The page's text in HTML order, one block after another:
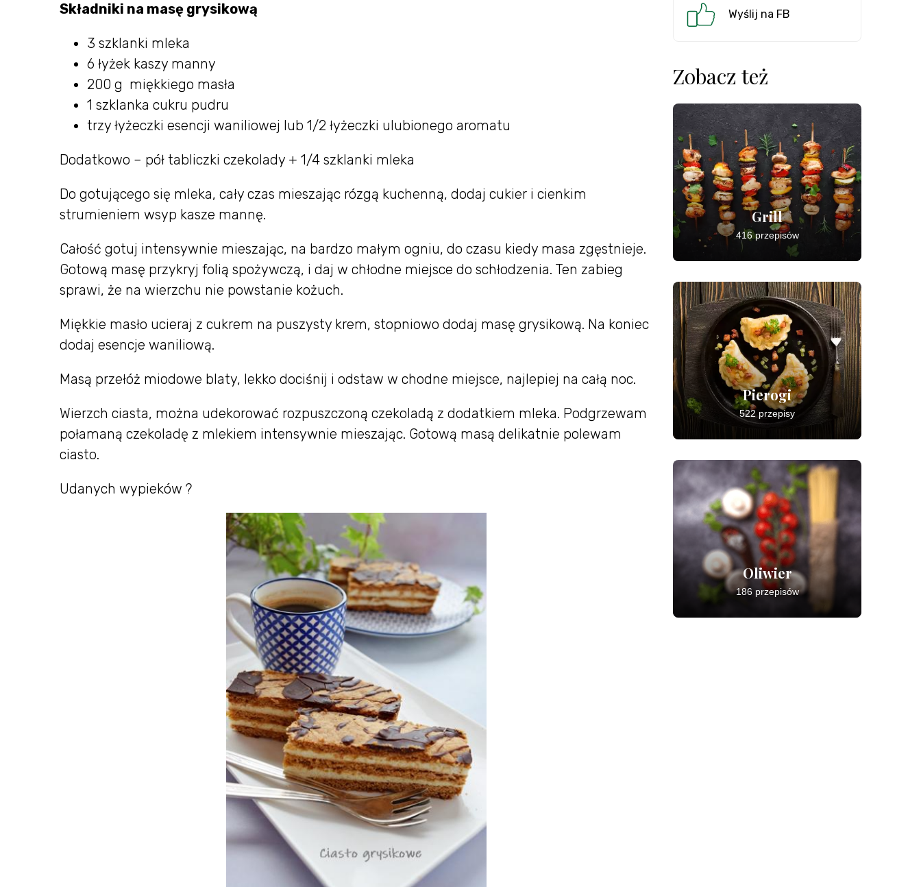
Składniki na masę grysikową
3 szklanki mleka
6 łyżek kaszy manny
200 g miękkiego masła
1 szklanka cukru pudru
trzy łyżeczki esencji waniliowej lub 1/2 łyżeczki ulubionego aromatu
Dodatkowo – pół tabliczki czekolady + 1/4 szklanki mleka
Do gotującego się mleka, cały czas mieszając rózgą kuchenną, dodaj cukier i cienkim
strumieniem wsyp kasze mannę.
Całość gotuj intensywnie mieszając, na bardzo małym ogniu, do czasu kiedy masa zgęstnieje.
Gotową masę przykryj folią spożywczą, i daj w chłodne miejsce do schłodzenia. Ten zabieg
sprawi, że na wierzchu nie powstanie kożuch.
Miękkie masło ucieraj z cukrem na puszysty krem, stopniowo dodaj masę grysikową. Na koniec
dodaj esencje waniliową.
Masą przełóż miodowe blaty, lekko dociśnij i odstaw w chodne miejsce, najlepiej na całą noc.
Wierzch ciasta, można udekorować rozpuszczoną czekoladą z dodatkiem mleka. Podgrzewam
połamaną czekoladę z mlekiem intensywnie mieszając. Gotową masą delikatnie polewam
ciasto.
Udanych wypieków ?
Wyślij na FB
Zobacz też
Grill
416 przepisów
Pierogi
522 przepisy
Oliwier
186 przepisów